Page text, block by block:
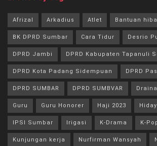
Afrizal Arkadius Atlet Bantuan
BK DPRD Sumbar Cara Tidur Desrio
DPRD Jambi DPRD Kabupaten Tapanuli
DPRD Kota Padang Sidempuan DPRD
DPRD SUMBAR DPRD SUMBVAR
Guru Guru Honorer Haji 2023
IPSI Sumbar Irigasi K-Drama K-
Kunjungan kerja Nurfirman Wansyah